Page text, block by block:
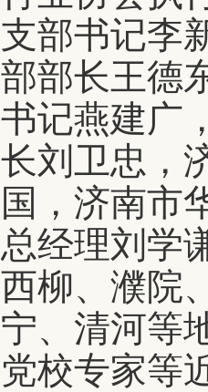
支部书记李
部部长王德
书记燕建广
长刘卫忠，
国，济南市
总经理刘学
西柳、濮院
宁、清河等
党校专家等